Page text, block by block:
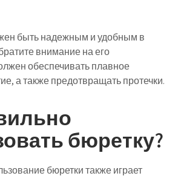
быть надежным и удобным в
внимание на его
обеспечивать плавное
а также предотвращать протечки.
бюретку?
бюретки также играет